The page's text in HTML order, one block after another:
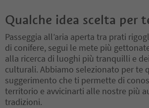
Qualche idea scelta per
Passeggia all’aria aperta tra prati
di conifere, segui le mete più
alla ricerca di luoghi più tranquilli e
culturali. Abbiamo selezionato per te
suggerimento che ti permette di
territorio e avvicinarti alle nostre più
tradizioni.